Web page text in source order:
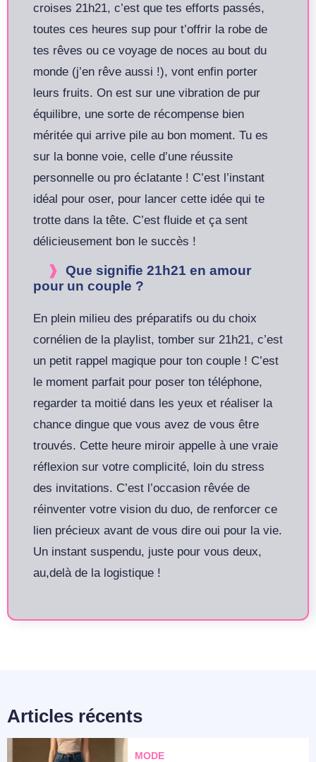
croises 21h21, c’est que tes efforts passés,
toutes ces heures sup pour t’offrir la robe de
tes rêves ou ce voyage de noces au bout du
monde (j’en rêve aussi !), vont enfin porter
leurs fruits. On est sur une vibration de pur
équilibre, une sorte de récompense bien
méritée qui arrive pile au bon moment. Tu es
sur la bonne voie, celle d’une réussite
personnelle ou pro éclatante ! C’est l’instant
idéal pour oser, pour lancer cette idée qui te
trotte dans la tête. C’est fluide et ça sent
délicieusement bon le succès !
Que signifie 21h21 en amour
pour un couple ?
En plein milieu des préparatifs ou du choix
cornélien de la playlist, tomber sur 21h21, c’est
un petit rappel magique pour ton couple ! C’est
le moment parfait pour poser ton téléphone,
regarder ta moitié dans les yeux et réaliser la
chance dingue que vous avez de vous être
trouvés. Cette heure miroir appelle à une vraie
réflexion sur votre complicité, loin du stress
des invitations. C’est l’occasion rêvée de
réinventer votre vision du duo, de renforcer ce
lien précieux avant de vous dire oui pour la vie.
Un instant suspendu, juste pour vous deux,
au,delà de la logistique !
Articles récents
MODE